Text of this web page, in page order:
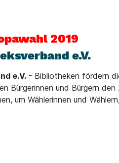
2019
e.V.
e.V. - Bibliotheken fördern
Bürgerinnen und Bürgern
um Wählerinnen und